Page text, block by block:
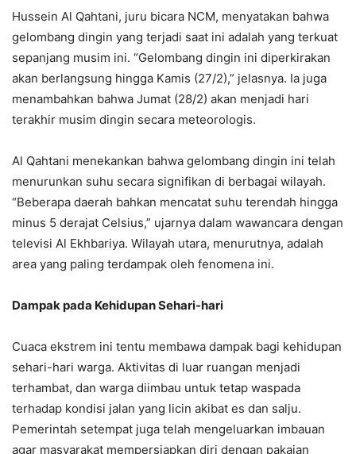
Hussein Al Qahtani, juru bicara NCM, menyatakan bahwa
gelombang dingin yang terjadi saat ini adalah yang terkuat
sepanjang musim ini. “Gelombang dingin ini diperkirakan
akan berlangsung hingga Kamis (27/2),” jelasnya. Ia juga
menambahkan bahwa Jumat (28/2) akan menjadi hari
terakhir musim dingin secara meteorologis.
Al Qahtani menekankan bahwa gelombang dingin ini telah
menurunkan suhu secara signifikan di berbagai wilayah.
“Beberapa daerah bahkan mencatat suhu terendah hingga
minus 5 derajat Celsius,” ujarnya dalam wawancara dengan
televisi Al Ekhbariya. Wilayah utara, menurutnya, adalah
area yang paling terdampak oleh fenomena ini.
Dampak pada Kehidupan Sehari-hari
Cuaca ekstrem ini tentu membawa dampak bagi kehidupan
sehari-hari warga. Aktivitas di luar ruangan menjadi
terhambat, dan warga diimbau untuk tetap waspada
terhadap kondisi jalan yang licin akibat es dan salju.
Pemerintah setempat juga telah mengeluarkan imbauan
agar masyarakat mempersiapkan diri dengan pakaian